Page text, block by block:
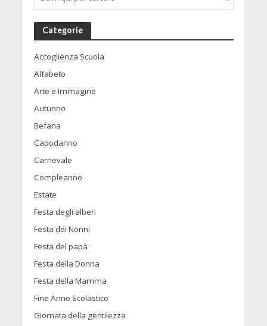
Categorie
Accoglienza Scuola
Alfabeto
Arte e Immagine
Autunno
Befana
Capodanno
Carnevale
Compleanno
Estate
Festa degli alberi
Festa dei Nonni
Festa del papà
Festa della Donna
Festa della Mamma
Fine Anno Scolastico
Giornata della gentilezza